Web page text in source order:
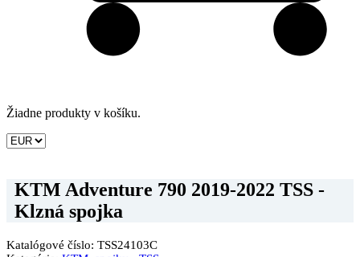
Žiadne produkty v košíku.
KTM Adventure 790 2019-2022 TSS -
Klzná spojka
Katalógové číslo: TSS24103C